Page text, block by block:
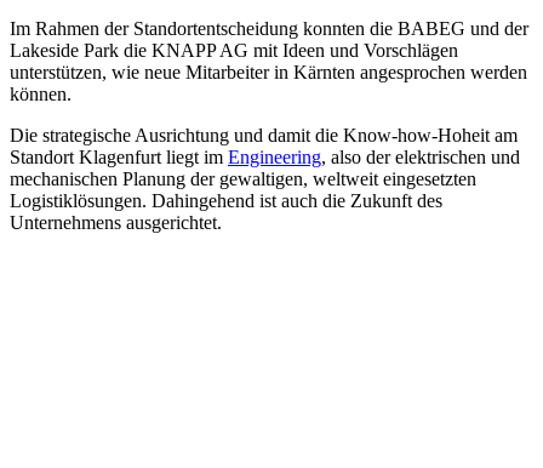
Im Rahmen der Standortentscheidung konnten die BABEG und der
Lakeside Park die KNAPP AG mit Ideen und Vorschlägen
unterstützen, wie neue Mitarbeiter in Kärnten angesprochen werden
können.
Die strategische Ausrichtung und damit die Know-how-Hoheit am
Standort Klagenfurt liegt im Engineering, also der elektrischen und
mechanischen Planung der gewaltigen, weltweit eingesetzten
Logistiklösungen. Dahingehend ist auch die Zukunft des
Unternehmens ausgerichtet.